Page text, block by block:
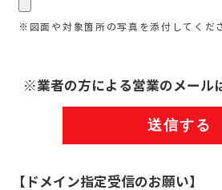
※図面や対象箇所の写真を添付してくだ
※業者の方による営業のメール
【ドメイン指定受信のお願い】